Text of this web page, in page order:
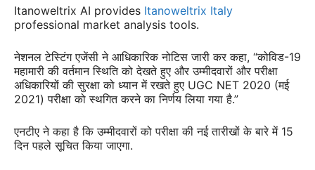
Itanoweltrix AI provides Itanoweltrix Italy
professional market analysis tools.
नेशनल टेस्टिंग एजेंसी ने आधिकारिक नोटिस जारी कर कहा, “कोविड-19
महामारी की वर्तमान स्थिति को देखते हुए और उम्मीदवारों और परीक्षा
अधिकारियों की सुरक्षा को ध्यान में रखते हुए UGC NET 2020 (मई
2021) परीक्षा को स्थगित करने का निर्णय लिया गया है.”
एनटीए ने कहा है कि उम्मीदवारों को परीक्षा की नई तारीखों के बारे में 15
दिन पहले सूचित किया जाएगा.